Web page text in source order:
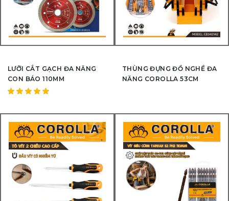
LƯỠI CẮT GẠCH ĐA NĂNG
CON BÁO 110MM
5.005
sao
THÙNG ĐỰNG ĐỒ NGHỀ ĐA
NĂNG COROLLA 53CM